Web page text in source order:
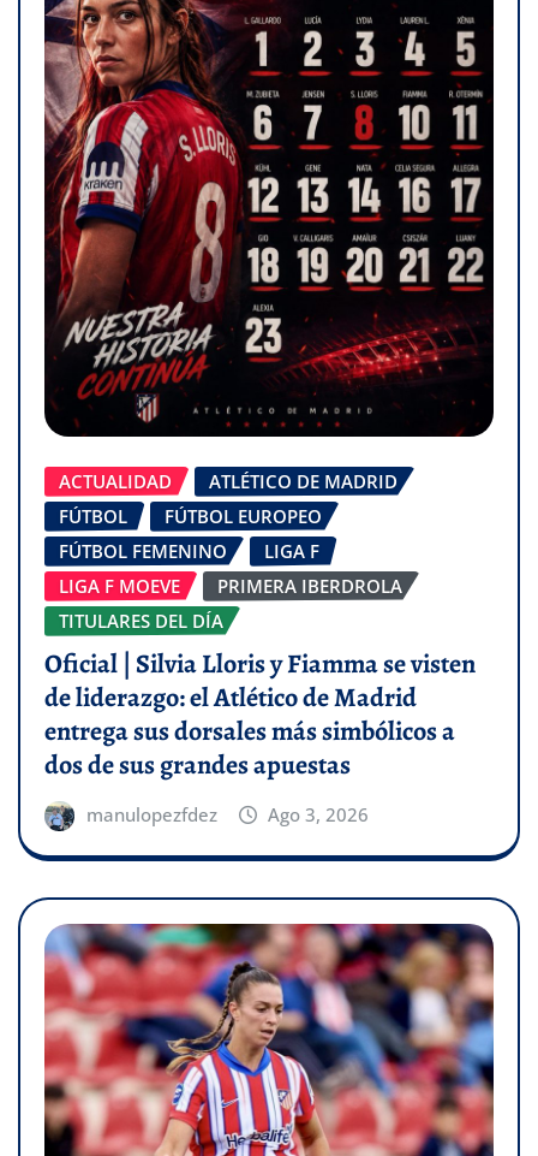
ACTUALIDAD
ATLÉTICO DE MADRID
FÚTBOL
FÚTBOL EUROPEO
FÚTBOL FEMENINO
LIGA F
LIGA F MOEVE
PRIMERA IBERDROLA
TITULARES DEL DÍA
Oficial | Silvia Lloris y Fiamma se visten
de liderazgo: el Atlético de Madrid
entrega sus dorsales más simbólicos a
dos de sus grandes apuestas
manulopezfdez Ago 3, 2026